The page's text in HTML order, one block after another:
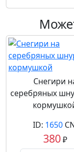
Снегири
серебряных
ID: 1650
380₽